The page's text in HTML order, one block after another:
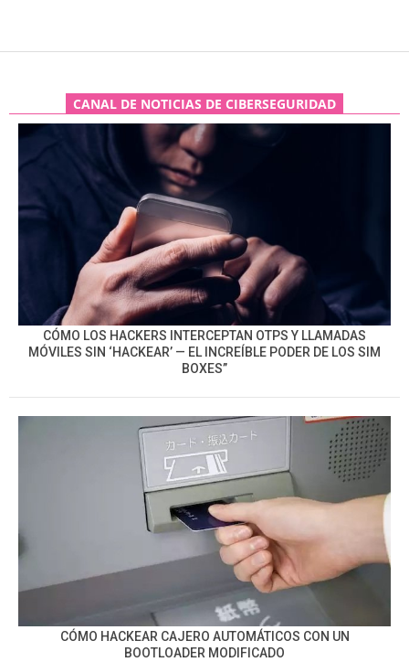
CANAL DE NOTICIAS DE CIBERSEGURIDAD
CÓMO LOS HACKERS INTERCEPTAN OTPS Y LLAMADAS
MÓVILES SIN ‘HACKEAR’ — EL INCREÍBLE PODER DE LOS SIM
BOXES”
CÓMO HACKEAR CAJERO AUTOMÁTICOS CON UN
BOOTLOADER MODIFICADO